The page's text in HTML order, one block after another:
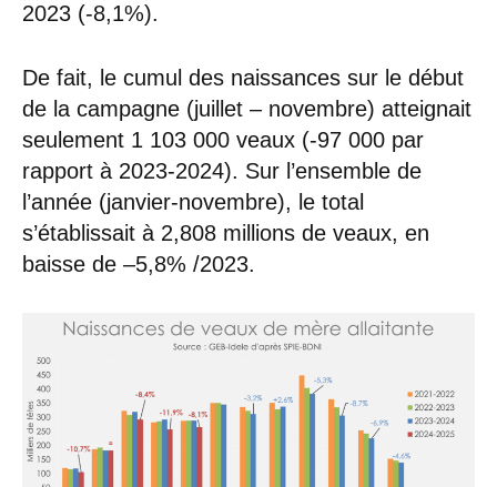
2023 (-8,1%).
De fait, le cumul des naissances sur le début
de la campagne (juillet – novembre) atteignait
seulement 1 103 000 veaux (-97 000 par
rapport à 2023-2024). Sur l’ensemble de
l’année (janvier-novembre), le total
s’établissait à 2,808 millions de veaux, en
baisse de –5,8% /2023.